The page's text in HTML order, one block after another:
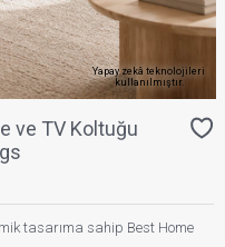
Yapay zekâ teknolojileri
kullanılmıştır.
ve TV Koltuğu
tasarıma sahip Best Home